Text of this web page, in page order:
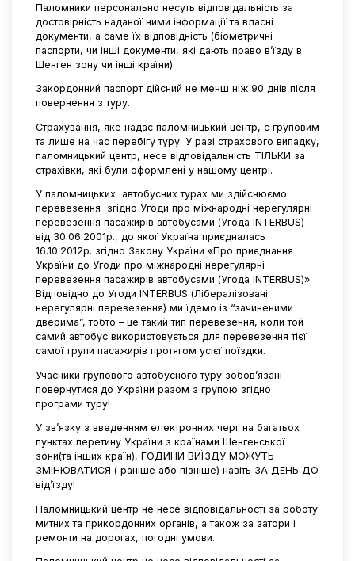
Паломники персонально несуть відповідальність за
достовірність наданої ними інформації та власні
документи, а саме їх відповідність (біометричні
паспорти, чи інші документи, які дають право в’їзду в
Шенген зону чи інші країни).
Закордонний паспорт дійсний не менш ніж 90 днів після
повернення з туру.
Страхування, яке надає паломницький центр, є груповим
та лише на час перебігу туру. У разі страхового випадку,
паломницький центр, несе відповідальність ТІЛЬКИ за
страхівки, які були оформлені у нашому центрі.
У паломницьких автобусних турах ми здійснюємо
перевезення
згідно Угоди про міжнародні нерегулярні
перевезення пасажирів автобусами (Угода INTERBUS)
від 30.06.2001р., до якої Україна приєдналась
16.10.2012р. згідно Закону України «Про приєднання
України до Угоди про міжнародні нерегулярні
перевезення пасажирів автобусами (Угода INTERBUS)».
Відповідно до Угоди INTERBUS (Лібералізовані
нерегулярні перевезення) ми їдемо із “зачиненими
дверима”, тобто – це такий тип перевезення, коли той
самий автобус використовується для перевезення тієї
самої групи пасажирів протягом усієї поїздки.
Учасники групового автобусного туру зобов’язані
повернутися до України разом з групою згідно
програми туру!
У зв’язку з введенням електронних черг на багатьох
пунктах перетину України з країнами Шенгенської
зони(та інших країн), ГОДИНИ ВИЇЗДУ МОЖУТЬ
ЗМІНЮВАТИСЯ ( раніше або пізніше) навіть ЗА ДЕНЬ ДО
від’їзду!
Паломницький центр не несе відповідальності за роботу
митних та прикордонних органів, а також за затори і
ремонти на дорогах, погодні умови.